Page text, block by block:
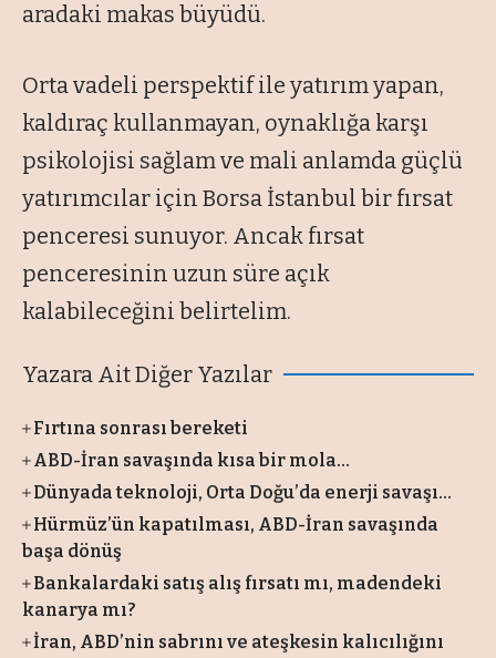
aradaki makas büyüdü.
Orta vadeli perspektif ile yatırım yapan,
kaldıraç kullanmayan, oynaklığa karşı
psikolojisi sağlam ve mali anlamda güçlü
yatırımcılar için Borsa İstanbul bir fırsat
penceresi sunuyor. Ancak fırsat
penceresinin uzun süre açık
kalabileceğini belirtelim.
Yazara Ait Diğer Yazılar
Fırtına sonrası bereketi
ABD-İran savaşında kısa bir mola...
Dünyada teknoloji, Orta Doğu’da enerji savaşı...
Hürmüz’ün kapatılması, ABD-İran savaşında
başa dönüş
Bankalardaki satış alış fırsatı mı, madendeki
kanarya mı?
İran, ABD’nin sabrını ve ateşkesin kalıcılığını